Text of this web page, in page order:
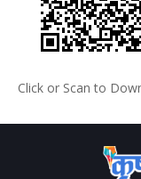
Click or Scan to